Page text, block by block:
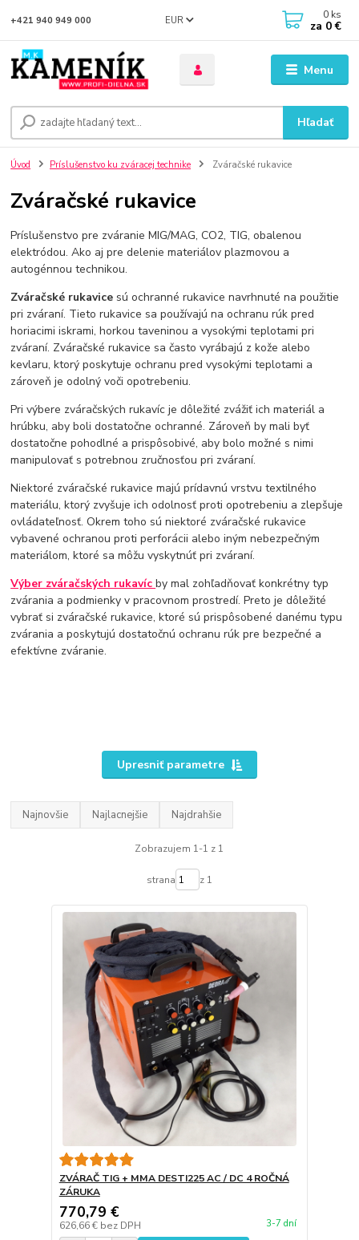
Menu
EUR
Hľadať
+421 940 949 000 0 ks
za 0 €
Úvod Príslušenstvo ku zváracej technike Zváračské rukavice
Zváračské rukavice
Príslušenstvo pre zváranie MIG/MAG, CO2, TIG, obalenou
elektródou. Ako aj pre delenie materiálov plazmovou a
autogénnou technikou.
Zváračské rukavice sú ochranné rukavice navrhnuté na použitie
pri zváraní. Tieto rukavice sa používajú na ochranu rúk pred
horiacimi iskrami, horkou taveninou a vysokými teplotami pri
zváraní. Zváračské rukavice sa často vyrábajú z kože alebo
kevlaru, ktorý poskytuje ochranu pred vysokými teplotami a
zároveň je odolný voči opotrebeniu.
Pri výbere zváračských rukavíc je dôležité zvážiť ich materiál a
hrúbku, aby boli dostatočne ochranné. Zároveň by mali byť
dostatočne pohodlné a prispôsobivé, aby bolo možné s nimi
manipulovať s potrebnou zručnosťou pri zváraní.
Niektoré zváračské rukavice majú prídavnú vrstvu textilného
materiálu, ktorý zvyšuje ich odolnosť proti opotrebeniu a zlepšuje
ovládateľnosť. Okrem toho sú niektoré zváračské rukavice
vybavené ochranou proti perforácii alebo iným nebezpečným
materiálom, ktoré sa môžu vyskytnúť pri zváraní.
Výber zváračských rukavícby mal zohľadňovať konkrétny typ
zvárania a podmienky v pracovnom prostredí. Preto je dôležité
vybrať si zváračské rukavice, ktoré sú prispôsobené danému typu
zvárania a poskytujú dostatočnú ochranu rúk pre bezpečné a
efektívne zváranie.
Upresniť parametre
Najnovšie Najlacnejšie Najdrahšie
Zobrazujem 1-1 z 1
strana z 1
ZVÁRAČ TIG + MMA DESTI225 AC / DC 4 ROČNÁ
ZÁRUKA
770,79 €
626,66 € bez DPH 3-7 dní